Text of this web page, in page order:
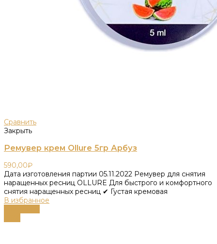
Сравнить
Закрыть
Ремувер крем Ollure 5гр Арбуз
590,00₽
Дата изготовления партии 05.11.2022 Ремувер для снятия
наращенных ресниц OLLURE Для быстрого и комфортного
снятия наращенных ресниц ✔ Густая кремовая
В избранное